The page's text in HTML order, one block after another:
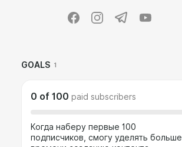
GOALS 1
0 of 100 paid subscribers
Когда наберу первые 100
подписчиков, смогу уделять больше